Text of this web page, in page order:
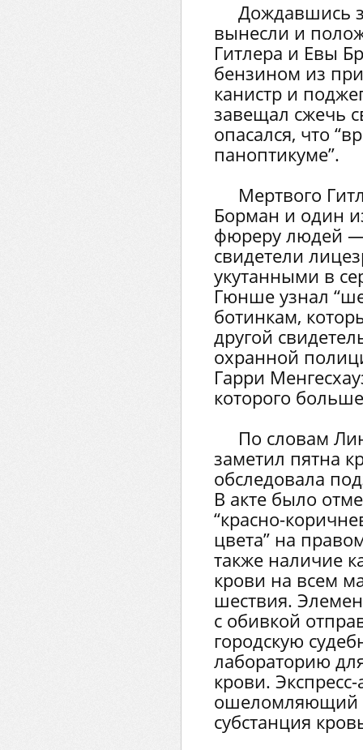
Дождавшись
вынесли и
Гитлера и Евы
бензином из
канистр и
завещал сжечь
опасался, что
паноптикуме”.
Мертвого
Борман и один
фюреру людей
свидетели
укутанными в
Гюнше узнал
ботинкам,
другой
охранной
Гарри
которого
По словам
заметил пятна
обследовала
В акте было
“красно-
цвета” на
также наличие
крови на всем
шествия.
с обивкой
городскую
лабораторию
крови.
ошеломляющий
субстанция